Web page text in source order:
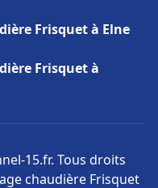
Frisquet à Elne
Frisquet à
15.fr. Tous droits
chaudière Frisquet